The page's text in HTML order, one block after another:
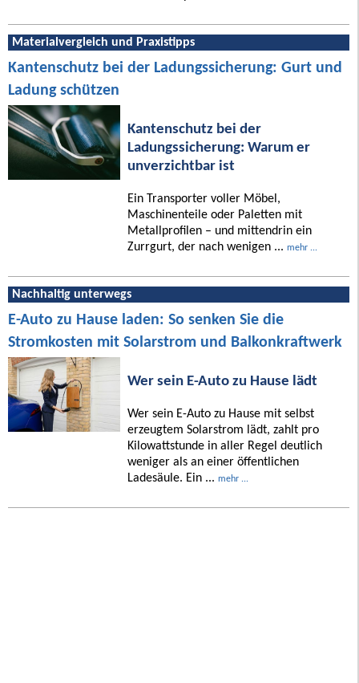
Materialvergleich und Praxistipps
Kantenschutz bei der Ladungssicherung: Gurt und
Ladung schützen
Kantenschutz bei der
Ladungssicherung: Warum er
unverzichtbar ist
Ein Transporter voller Möbel,
Maschinenteile oder Paletten mit
Metallprofilen – und mittendrin ein
Zurrgurt, der nach wenigen ... mehr ...
Nachhaltig unterwegs
E-Auto zu Hause laden: So senken Sie die
Stromkosten mit Solarstrom und Balkonkraftwerk
Wer sein E-Auto zu Hause lädt
Wer sein E-Auto zu Hause mit selbst
erzeugtem Solarstrom lädt, zahlt pro
Kilowattstunde in aller Regel deutlich
weniger als an einer öffentlichen
Ladesäule. Ein ... mehr ...